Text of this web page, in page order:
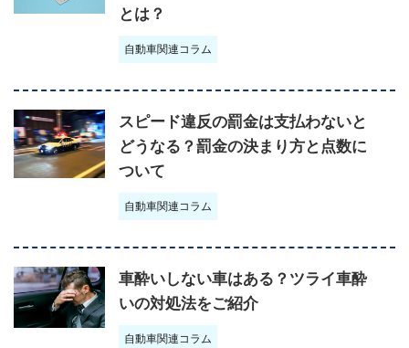
とは？
自動車関連コラム
スピード違反の罰金は支払わないと
どうなる？罰金の決まり方と点数に
ついて
自動車関連コラム
車酔いしない車はある？ツライ車酔
いの対処法をご紹介
自動車関連コラム